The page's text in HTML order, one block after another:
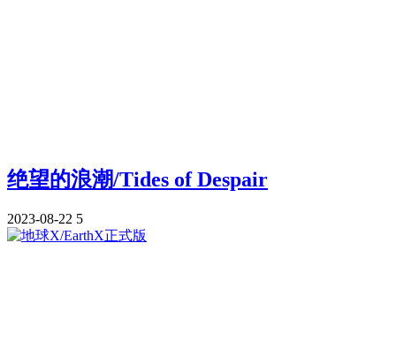
绝望的浪潮/Tides of Despair
2023-08-22 5